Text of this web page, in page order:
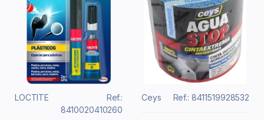
LOCTITE
Ref.:
8410020410260
Ceys Ref.: 8411519928532